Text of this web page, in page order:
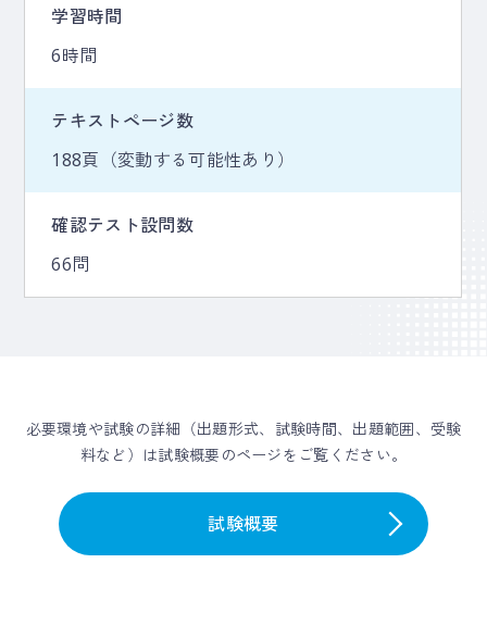
学習時間
6時間
テキストページ数
188頁（変動する可能性あり）
確認テスト設問数
66問
必要環境や試験の詳細（出題形式、試験時間、出題範囲、受験
料など）は試験概要のページをご覧ください。
試験概要